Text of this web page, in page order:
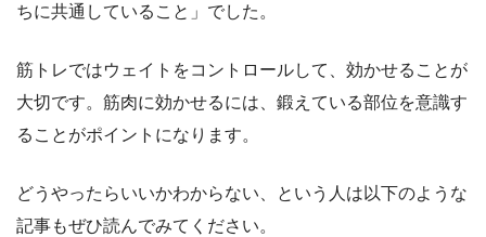
ちに共通していること」でした。
筋トレではウェイトをコントロールして、効かせることが
大切です。筋肉に効かせるには、鍛えている部位を意識す
ることがポイントになります。
どうやったらいいかわからない、という人は以下のような
記事もぜひ読んでみてください。